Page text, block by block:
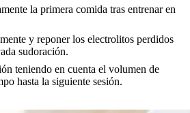
la primera comida tras entrenar en
y reponer los electrolitos perdidos
sudoración.
teniendo en cuenta el volumen de
hasta la siguiente sesión.